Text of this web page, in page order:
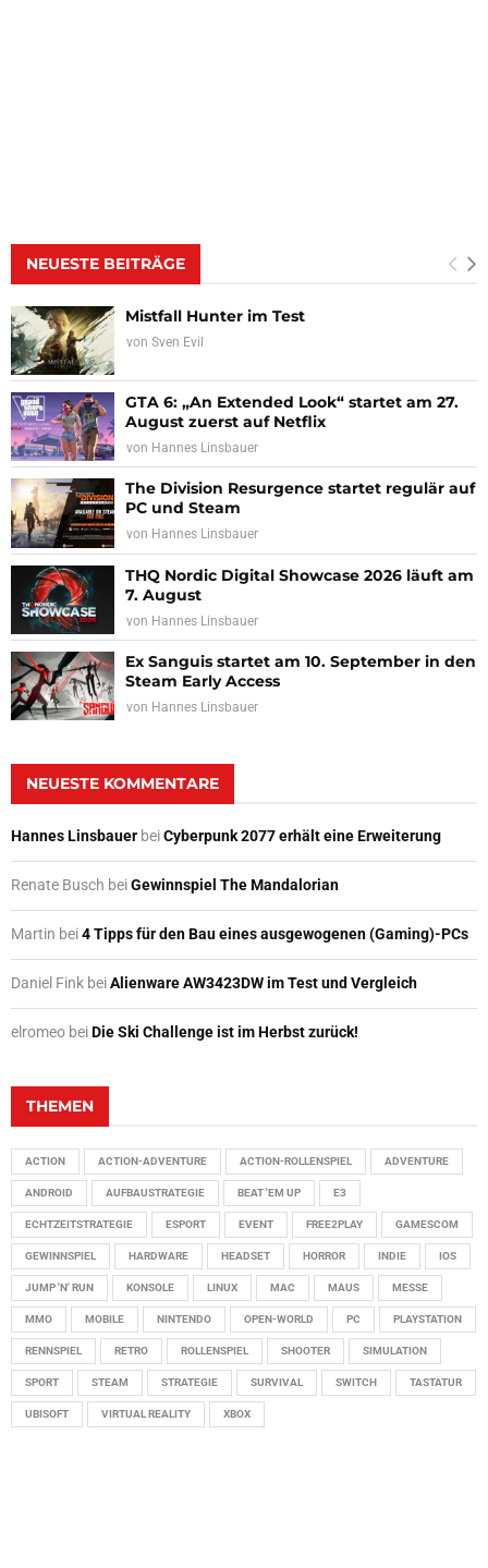
NEUESTE BEITRÄGE
Mistfall Hunter im Test
von Sven Evil
GTA 6: „An Extended Look“ startet am 27.
August zuerst auf Netflix
von Hannes Linsbauer
The Division Resurgence startet regulär auf
PC und Steam
von Hannes Linsbauer
THQ Nordic Digital Showcase 2026 läuft am
7. August
von Hannes Linsbauer
Ex Sanguis startet am 10. September in den
Steam Early Access
von Hannes Linsbauer
NEUESTE KOMMENTARE
Hannes Linsbauer beiCyberpunk 2077 erhält eine Erweiterung
Renate Busch beiGewinnspiel The Mandalorian
Martin bei4 Tipps für den Bau eines ausgewogenen (Gaming)-PCs
Daniel Fink beiAlienware AW3423DW im Test und Vergleich
elromeo beiDie Ski Challenge ist im Herbst zurück!
THEMEN
ACTION ACTION-ADVENTURE ACTION-ROLLENSPIEL ADVENTURE
ANDROID AUFBAUSTRATEGIE BEAT 'EM UP E3
ECHTZEITSTRATEGIE ESPORT EVENT FREE2PLAY GAMESCOM
GEWINNSPIEL HARDWARE HEADSET HORROR INDIE IOS
JUMP 'N' RUN KONSOLE LINUX MAC MAUS MESSE
MMO MOBILE NINTENDO OPEN-WORLD PC PLAYSTATION
RENNSPIEL RETRO ROLLENSPIEL SHOOTER SIMULATION
SPORT STEAM STRATEGIE SURVIVAL SWITCH TASTATUR
UBISOFT VIRTUAL REALITY XBOX